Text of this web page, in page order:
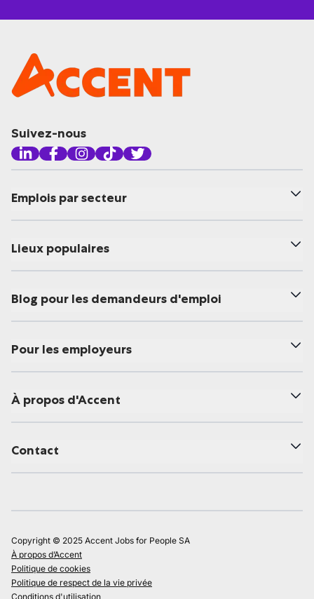
Suivez-nous
Emplois par secteur
Lieux populaires
Blog pour les demandeurs d'emploi
Pour les employeurs
À propos d'Accent
Contact
Copyright © 2025 Accent Jobs for People SA
À propos d’Accent
Politique de cookies
Politique de respect de la vie privée
Conditions d'utilisation